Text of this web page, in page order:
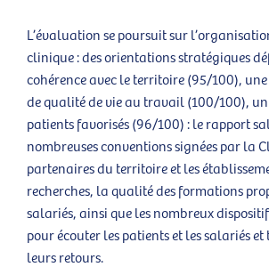
L’évaluation se poursuit sur
clinique : des orientations stratégiques
cohérence avec le territoire (95/100),
de qualité de vie au travail (100/100),
patients favorisés (96/100) : le rapport
nombreuses conventions signées par la
partenaires du territoire et les
recherches, la qualité des formations
salariés, ainsi que les nombreux
pour écouter les patients et les salariés
leurs retours.